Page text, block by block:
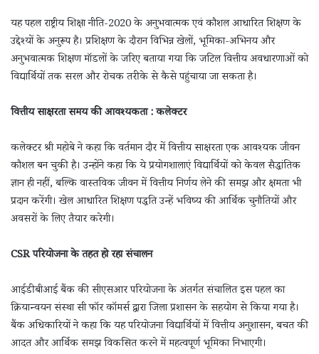
यह पहल राष्ट्रीय शिक्षा नीति-2020 के अनुभवात्मक एवं कौशल आधारित शिक्षण के
उद्देश्यों के अनुरूप है। प्रशिक्षण के दौरान विभिन्न खेलों, भूमिका-अभिनय और
अनुभवात्मक शिक्षण मॉडलों के जरिए बताया गया कि जटिल वित्तीय अवधारणाओं को
विद्यार्थियों तक सरल और रोचक तरीके से कैसे पहुंचाया जा सकता है।
वित्तीय साक्षरता समय की आवश्यकता : कलेक्टर
कलेक्टर श्री महोबे ने कहा कि वर्तमान दौर में वित्तीय साक्षरता एक आवश्यक जीवन
कौशल बन चुकी है। उन्होंने कहा कि ये प्रयोगशालाएं विद्यार्थियों को केवल सैद्धांतिक
ज्ञान ही नहीं, बल्कि वास्तविक जीवन में वित्तीय निर्णय लेने की समझ और क्षमता भी
प्रदान करेंगी। खेल आधारित शिक्षण पद्धति उन्हें भविष्य की आर्थिक चुनौतियों और
अवसरों के लिए तैयार करेगी।
CSR परियोजना के तहत हो रहा संचालन
आईडीबीआई बैंक की सीएसआर परियोजना के अंतर्गत संचालित इस पहल का
क्रियान्वयन संस्था सी फॉर कॉमर्स द्वारा जिला प्रशासन के सहयोग से किया गया है।
बैंक अधिकारियों ने कहा कि यह परियोजना विद्यार्थियों में वित्तीय अनुशासन, बचत की
आदत और आर्थिक समझ विकसित करने में महत्वपूर्ण भूमिका निभाएगी।